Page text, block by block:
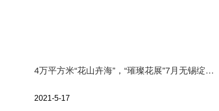
4万平方米“花山卉海”，“璀璨花展”7月无锡绽放！
2021-5-17